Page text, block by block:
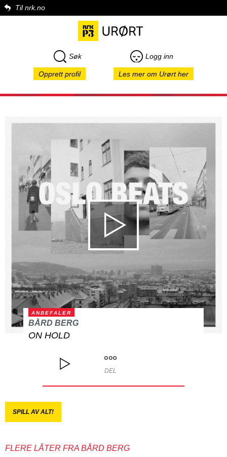
Til nrk.no
Søk Logg inn
Opprett profil Les mer om Urørt her
ANBEFALER
BÅRD BERG
ON HOLD
DEL
SPILL AV ALT!
FLERE LÅTER FRA BÅRD BERG